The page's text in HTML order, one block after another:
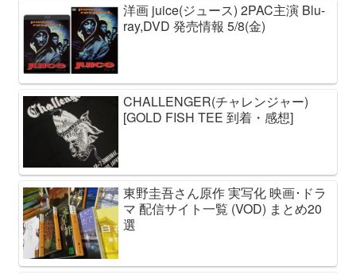
洋画 juice(ジュース) 2PAC主演 Blu-
ray,DVD 発売情報 5/8(金)
CHALLENGER(チャレンジャー)
[GOLD FISH TEE 到着・感想]
東野圭吾さん原作 実写化 映画･ドラ
マ 配信サイト一覧 (VOD) まとめ20
選